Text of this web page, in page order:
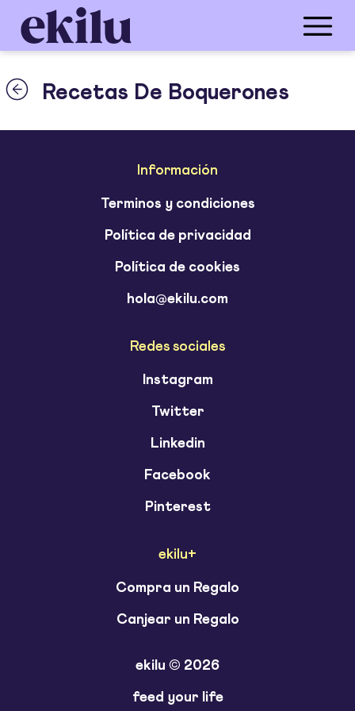
Recetas De Boquerones
Información
Terminos y condiciones
Política de privacidad
Política de cookies
hola@ekilu.com
Redes sociales
Instagram
Twitter
Linkedin
Facebook
Pinterest
ekilu+
Compra un Regalo
Canjear un Regalo
ekilu © 2026
feed your life